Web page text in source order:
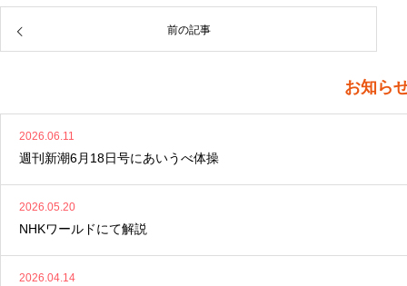
前の記事
お知ら
2026.06.11
週刊新潮6月18日号にあいうべ体操
2026.05.20
NHKワールドにて解説
2026.04.14